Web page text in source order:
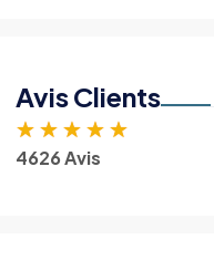
Avis Clients
★ ★ ★ ★ ★
4626 Avis